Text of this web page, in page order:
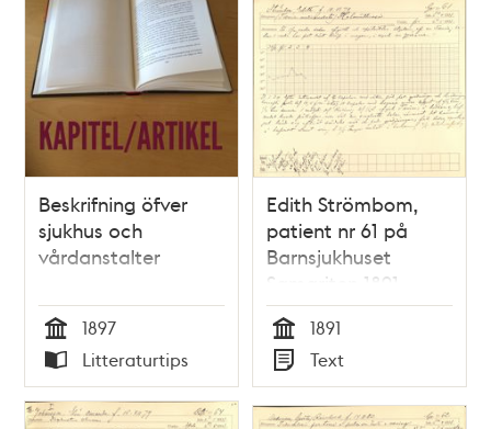
Beskrifning öfver
sjukhus och
vårdanstalter
Tid
1897
Typ
Litteraturtips
Edith Strömbom,
patient nr 61 på
Barnsjukhuset
Samariten 1891
Tid
1891
Typ
Text